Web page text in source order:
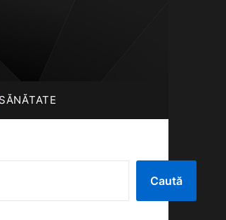
SĂNĂTATE
Caută